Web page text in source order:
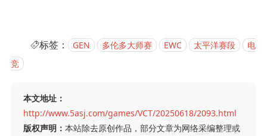
标签： GEN 多伦多大师赛 EWC 太平洋赛段
电
竞
本文地址：
http://www.5asj.com/games/VCT/20250618/2093.html
版权声明： 本站除去原创作品，部分文章为网络采编整理或